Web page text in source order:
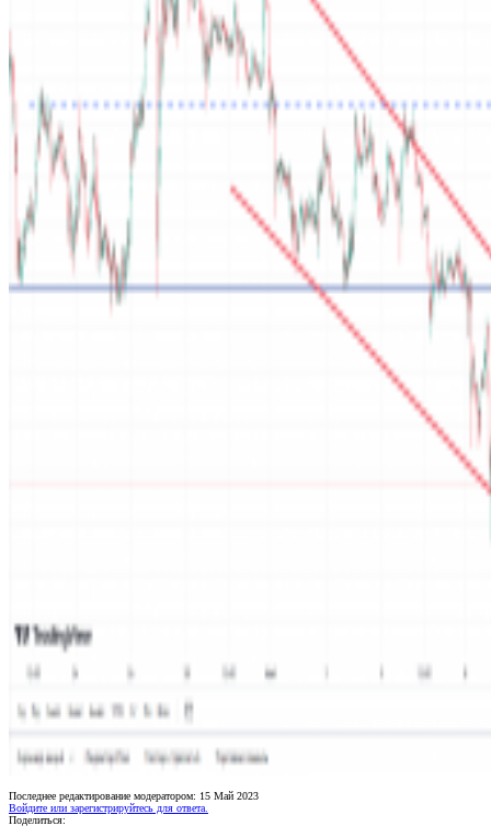
Последнее редактирование модератором: 15 Май 2023
Войдите или зарегистрируйтесь для ответа.
Поделиться: